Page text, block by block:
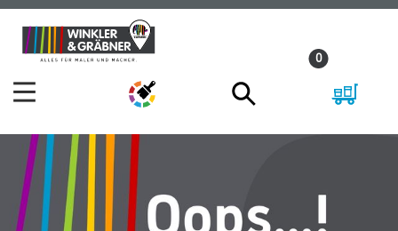
Zum
Inhalt
Zum
Navigationsmenü
0